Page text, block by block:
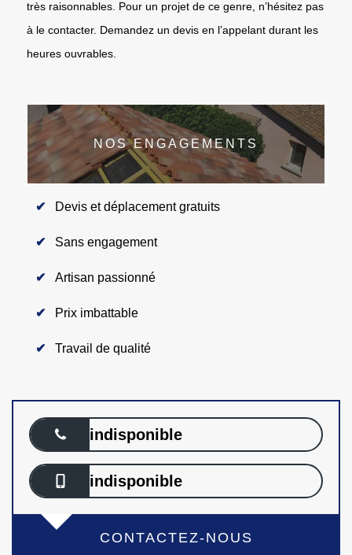
très raisonnables. Pour un projet de ce genre, n’hésitez pas
à le contacter. Demandez un devis en l’appelant durant les
heures ouvrables.
NOS ENGAGEMENTS
Devis et déplacement gratuits
Sans engagement
Artisan passionné
Prix imbattable
Travail de qualité
indisponible
indisponible
CONTACTEZ-NOUS